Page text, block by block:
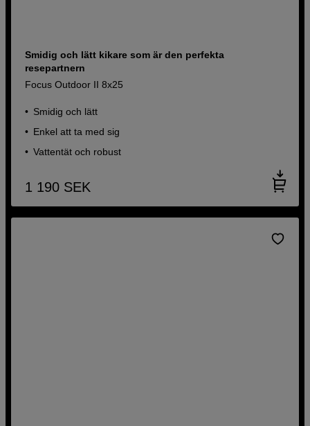
Smidig och lätt kikare som är den perfekta
resepartnern
Focus Outdoor II 8x25
Smidig och lätt
Enkel att ta med sig
Vattentät och robust
1 190 SEK